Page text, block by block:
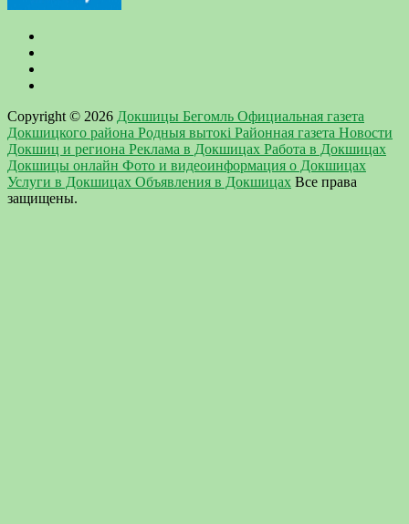
Copyright © 2026 Докшицы Бегомль Официальная газета
Докшицкого района Родныя вытокi Районная газета Новости
Докшиц и региона Реклама в Докшицах Работа в Докшицах
Докшицы онлайн Фото и видеоинформация о Докшицах
Услуги в Докшицах Объявления в Докшицах Все права
защищены.